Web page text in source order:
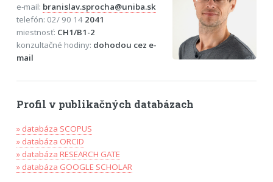
e-mail: branislav.sprocha@uniba.sk
telefón: 02/ 90 14 2041
miestnosť: CH1/B1-2
konzultačné hodiny: dohodou cez e-
mail
Profil v publikačných databázach
» databáza SCOPUS
» databáza ORCID
» databáza RESEARCH GATE
» databáza GOOGLE SCHOLAR